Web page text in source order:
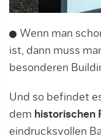
Wenn man
ist, dann muss
besonderen
Und so befindet
dem historischen
eindrucksvollen